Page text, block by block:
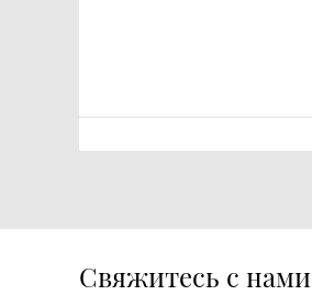
Свяжитесь с нами